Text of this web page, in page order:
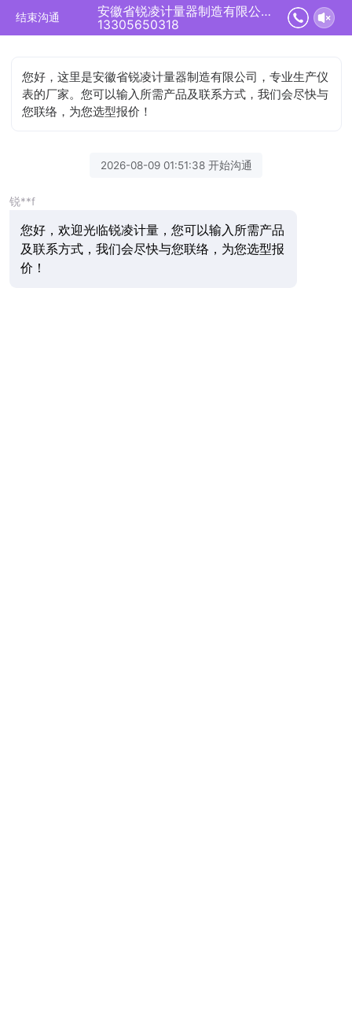
结束沟通
安徽省锐凌计量器制造有限公司正在为您服务
13305650318
您好，这里是安徽省锐凌计量器制造有限公司，专业生产仪
表的厂家。您可以输入所需产品及联系方式，我们会尽快与
您联络，为您选型报价！
2026-08-09 01:51:38 开始沟通
锐**f
您好，欢迎光临锐凌计量，您可以输入所需产品
及联系方式，我们会尽快与您联络，为您选型报
价！